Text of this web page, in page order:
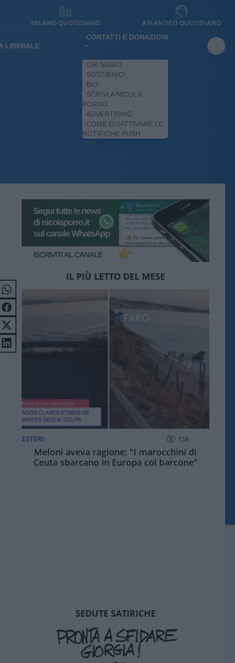
MILANO QUOTIDIANO ATLANTICO QUOTIDIANO
LIBERALE
CONTATTI E DONAZIONI
CHI SIAMO
SOSTIENICI
BIO
SCRIVI A NICOLA
PORRO
ADVERTISING
COME DISATTIVARE LE
NOTIFICHE PUSH
IL PIÙ LETTO DEL MESE
ESTERI 15k
Meloni aveva ragione: "I marocchini di
Ceuta sbarcano in Europa col barcone"
SEDUTE SATIRICHE